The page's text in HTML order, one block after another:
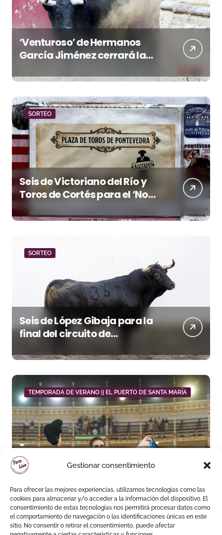
Gestionar consentimiento
Para ofrecer las mejores experiencias, utilizamos tecnologías como las
cookies para almacenar y/o acceder a la información del dispositivo. El
consentimiento de estas tecnologías nos permitirá procesar datos como
el comportamiento de navegación o las identificaciones únicas en este
sitio. No consentir o retirar el consentimiento, puede afectar
‘Venturoso’ de Hermanos
García Jiménez cerrará la
SORTEO
Seis de Victoriano del Río y
Toros de Cortés para el ‘No
Hay Localidades’ de esta
tarde en Pontevedra
SORTEO
Seis de López Gibaja para la
final del circuito de
Málaga
TEMPORADA DE VERANO || EL PUERTO DE SANTA MARÍA
Daniel Crespo reivindica su
sitio con una gran faena y dos
orejas